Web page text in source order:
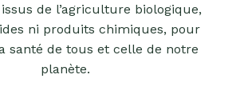
de l’agriculture biologique,
ni produits chimiques, pour
santé de tous et celle de notre
planète.